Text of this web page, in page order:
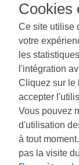
Termes et
d'utilisation
Cookies
Ce site utilise
votre
les
l'intégration
Cliquez sur le
accepter
Vous pouvez
d'utilisation
à tout
pas la visite